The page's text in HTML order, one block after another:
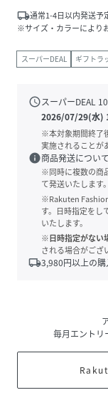
local_shipping通常1-4日以内発送予
※サイズ・カラーにより
スーパーDEAL ギフトラ
scheduleスーパーDEAL 10
2026/07/29(水)
※本対象期間終了
実施されることが
info商品発送につい
※同時に複数の商
て発送いたします。
※Rakuten
す。日時指定をし
いたします。
※日時指定がない
される場合がござ
local_shipping3,980円以上の
毎月エントリ